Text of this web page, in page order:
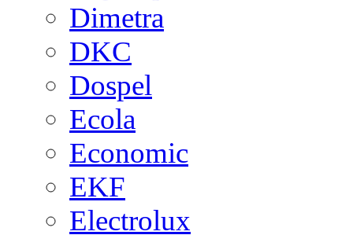
Dimetra
DKC
Dospel
Ecola
Economic
EKF
Electrolux